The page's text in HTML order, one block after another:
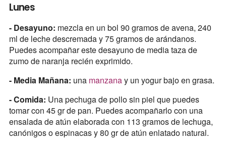
Lunes
- Desayuno: mezcla en un bol 90 gramos de avena, 240
ml de leche descremada y 75 gramos de arándanos.
Puedes acompañar este desayuno de media taza de
zumo de naranja recién exprimido.
- Media Mañana: una manzanay un yogur bajo en grasa.
- Comida: Una pechuga de pollo sin piel que puedes
tomar con 45 gr de pan. Puedes acompañarlo con una
ensalada de atún elaborada con 113 gramos de lechuga,
canónigos o espinacas y 80 gr de atún enlatado natural.